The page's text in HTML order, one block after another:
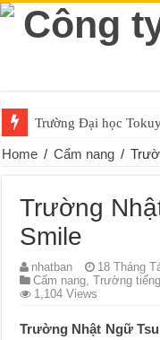
Trường Đại học
Home / Cẩm nang /
Trường
Smile
nhatban
18 Tháng
Cẩm nang,Trường
1,104 Views
Trường Nhật Ngữ